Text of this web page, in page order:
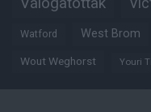
Watford West Brom
Wout Weghorst Youri